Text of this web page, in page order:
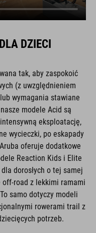
DZIECI
tak, aby zaspokoić
(z uwzględnieniem
wymagania stawiane
modele Acid są
eksploatację,
wycieczki, po eskapady
oferuje dodatkowe
Reaction Kids i Elite
dorosłych o tej samej
road z lekkimi ramami
samo dotyczy modeli
rowerami trail z
potrzeb.